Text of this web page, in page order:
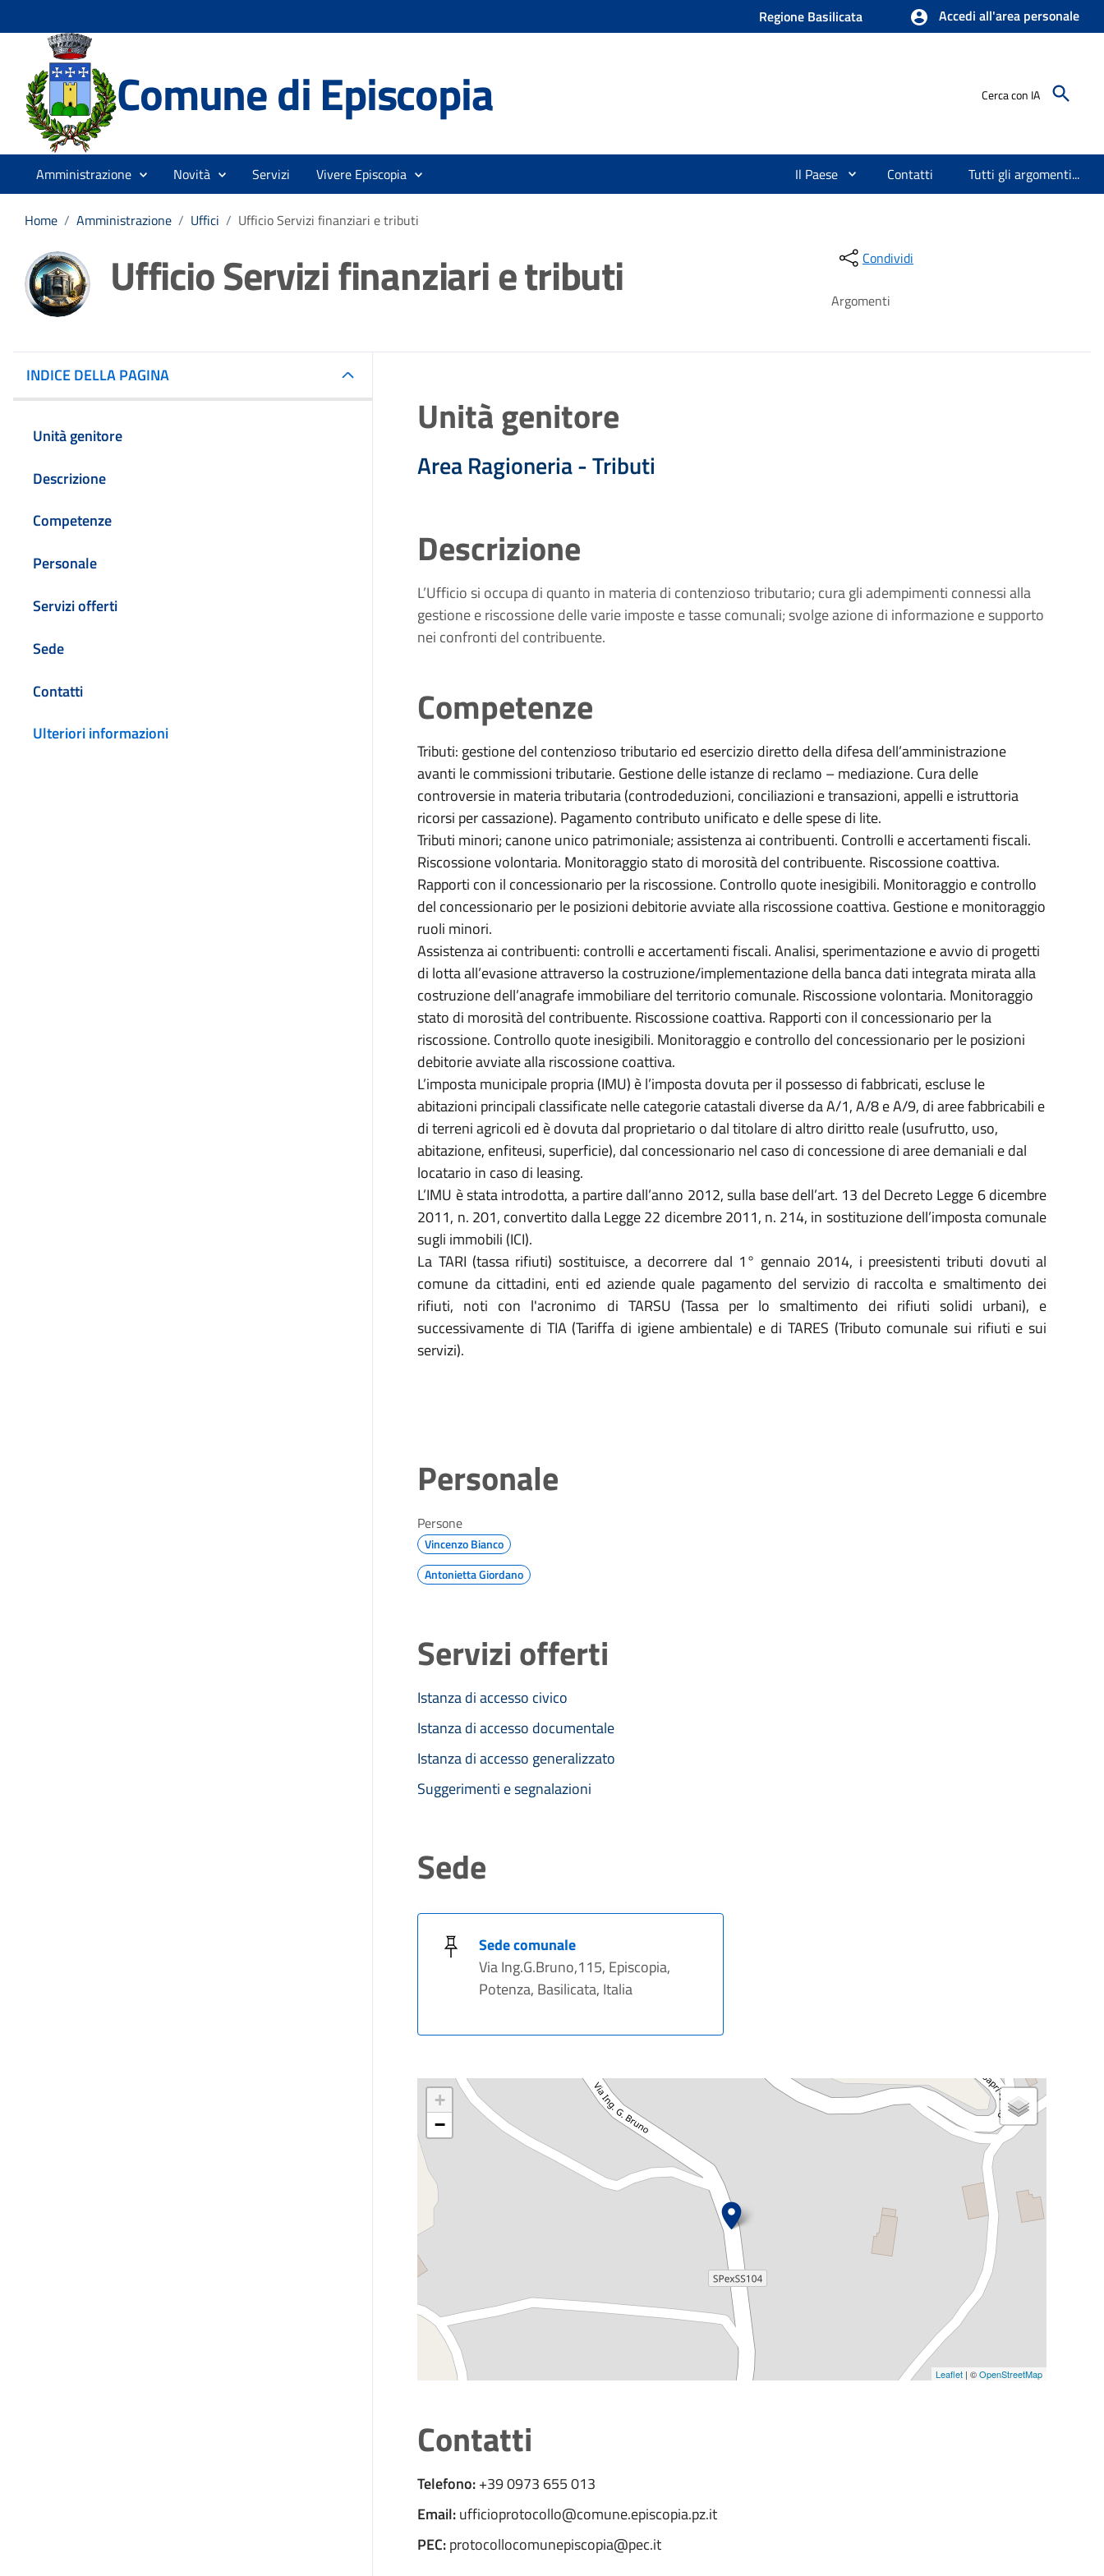
Regione Basilicata Accedi all'area personale
Comune di Episcopia Cerca con IA
Amministrazione Novità Servizi Vivere Episcopia Il Paese Contatti Tutti gli argomenti...
Home / Amministrazione / Uffici / Ufficio Servizi finanziari e tributi
Ufficio Servizi finanziari e tributi Condividi
Argomenti
INDICE DELLA PAGINA
Unità genitore
Descrizione
Competenze
Personale
Servizi offerti
Sede
Contatti
Ulteriori informazioni
Unità genitore
Area Ragioneria - Tributi
Descrizione
L’Ufficio si occupa di quanto in materia di contenzioso tributario; cura gli adempimenti connessi alla
gestione e riscossione delle varie imposte e tasse comunali; svolge azione di informazione e supporto
nei confronti del contribuente.
Competenze
Tributi: gestione del contenzioso tributario ed esercizio diretto della difesa dell’amministrazione
avanti le commissioni tributarie. Gestione delle istanze di reclamo – mediazione. Cura delle
controversie in materia tributaria (controdeduzioni, conciliazioni e transazioni, appelli e istruttoria
ricorsi per cassazione). Pagamento contributo unificato e delle spese di lite.
Tributi minori; canone unico patrimoniale; assistenza ai contribuenti. Controlli e accertamenti fiscali.
Riscossione volontaria. Monitoraggio stato di morosità del contribuente. Riscossione coattiva.
Rapporti con il concessionario per la riscossione. Controllo quote inesigibili. Monitoraggio e controllo
del concessionario per le posizioni debitorie avviate alla riscossione coattiva. Gestione e monitoraggio
ruoli minori.
Assistenza ai contribuenti: controlli e accertamenti fiscali. Analisi, sperimentazione e avvio di progetti
di lotta all’evasione attraverso la costruzione/implementazione della banca dati integrata mirata alla
costruzione dell’anagrafe immobiliare del territorio comunale. Riscossione volontaria. Monitoraggio
stato di morosità del contribuente. Riscossione coattiva. Rapporti con il concessionario per la
riscossione. Controllo quote inesigibili. Monitoraggio e controllo del concessionario per le posizioni
debitorie avviate alla riscossione coattiva.
L’imposta municipale propria (IMU) è l’imposta dovuta per il possesso di fabbricati, escluse le
abitazioni principali classificate nelle categorie catastali diverse da A/1, A/8 e A/9, di aree fabbricabili e
di terreni agricoli ed è dovuta dal proprietario o dal titolare di altro diritto reale (usufrutto, uso,
abitazione, enfiteusi, superficie), dal concessionario nel caso di concessione di aree demaniali e dal
locatario in caso di leasing.
L’IMU è stata introdotta, a partire dall’anno 2012, sulla base dell’art. 13 del Decreto Legge 6 dicembre
2011, n. 201, convertito dalla Legge 22 dicembre 2011, n. 214, in sostituzione dell’imposta comunale
sugli immobili (ICI).
La TARI (tassa rifiuti) sostituisce, a decorrere dal 1° gennaio 2014, i preesistenti tributi dovuti al
comune da cittadini, enti ed aziende quale pagamento del servizio di raccolta e smaltimento dei
rifiuti, noti con l'acronimo di TARSU (Tassa per lo smaltimento dei rifiuti solidi urbani), e
successivamente di TIA (Tariffa di igiene ambientale) e di TARES (Tributo comunale sui rifiuti e sui
servizi).
Personale
Persone
Vincenzo Bianco
Antonietta Giordano
Servizi offerti
Istanza di accesso civico
Istanza di accesso documentale
Istanza di accesso generalizzato
Suggerimenti e segnalazioni
Sede
Sede comunale
Via Ing.G.Bruno,115, Episcopia,
Potenza, Basilicata, Italia
+
−
Leaflet| ©OpenStreetMap
Contatti
Telefono:+39 0973 655 013
Email:ufficioprotocollo@comune.episcopia.pz.it
PEC:protocollocomunepiscopia@pec.it